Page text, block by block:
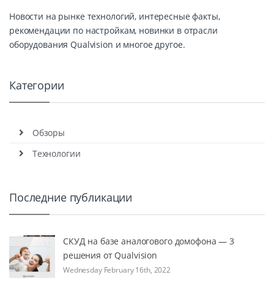
Новости на рынке технологий, интересные факты,
рекомендации по настройкам, новинки в отрасли
оборудования Qualvision и многое другое.
Категории
Обзоры
Технологии
Последние публикации
СКУД на базе аналогового домофона — 3
решения от Qualvision
Wednesday February 16th, 2022